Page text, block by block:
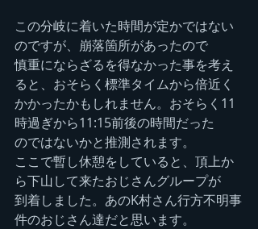
この分岐に着いた時間が定かではない
のですが、崩落箇所があったので
慎重にならざるを得なかった事を考え
ると、おそらく標準タイムから倍近く
かかったかもしれません。おそらく11
時過ぎから11:15前後の時間だった
のではないかと推測されます。
ここで暫し休憩をしていると、頂上か
ら下山して来たおじさんグループが
到着しました。あのK村さん行方不明事
件のおじさん達だと思います。